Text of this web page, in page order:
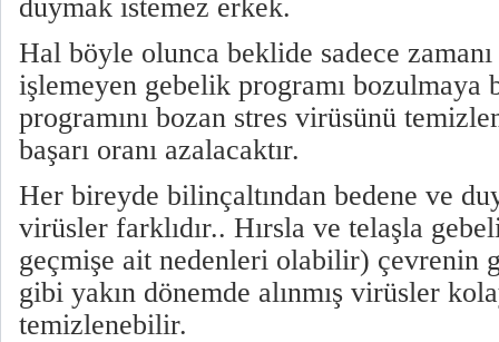
duymak istemez erkek.
Hal böyle olunca beklide sadece
işlemeyen gebelik programı bozulmaya
programını bozan stres virüsünü
başarı oranı azalacaktır.
Her bireyde bilinçaltından bedene ve
virüsler farklıdır.. Hırsla ve telaşla
geçmişe ait nedenleri olabilir) çevrenin
gibi yakın dönemde alınmış virüsler
temizlenebilir.